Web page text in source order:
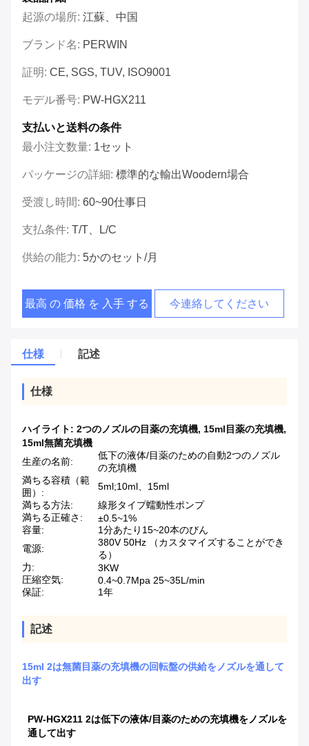
起源の場所: 江蘇、中国
ブランド名: PERWIN
証明: CE, SGS, TUV, ISO9001
モデル番号: PW-HGX211
支払いと送料の条件
最小注文数量: 1セット
パッケージの詳細: 標準的な輸出woodern場合
受渡し時間: 60~90仕事日
支払条件: T/T、L/C
供給の能力: 5かのセット/月
最高 の 価格 を 入手 する 今連絡してください
仕様 記述
仕様
ハイライト: 2つのノズルの目薬の充填機, 15ml目薬の充填機,
15ml無菌充填機
生産の名前:
低下の液体/目薬のための自動2つのノズル
の充填機
満ちる容積（範
囲）:
5ml;10ml、15ml
満ちる方法:
線形タイプ蠕動性ポンプ
満ちる正確さ:
±0.5~1%
容量:
1分あたり15~20本のびん
電源:
380V 50Hz （カスタマイズすることができ
る）
力:
3KW
圧縮空気:
0.4~0.7Mpa 25~35L/min
保証:
1年
記述
15ml 2は無菌目薬の充填機の回転盤の供給をノズルを通して
出す
PW-HGX211 2は低下の液体/目薬のための充填機をノズルを
通して出す